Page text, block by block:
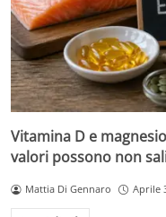
Vitamina D e
valori possono non
Mattia Di Gennaro Aprile